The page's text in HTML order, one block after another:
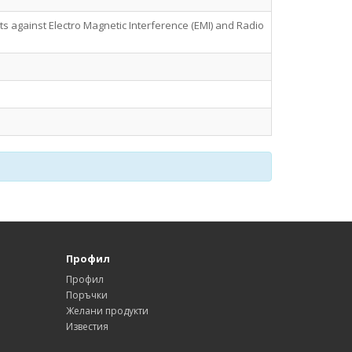
against Electro Magnetic Interference (EMI) and Radio
Профил
Профил
Поръчки
Желани продукти
Известия